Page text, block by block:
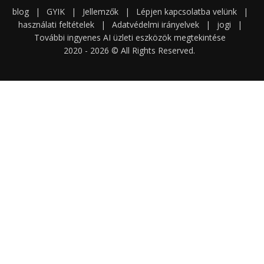
blog | GYIK | Jellemzők | Lépjen kapcsolatba velünk
|
használati feltételek
| Adatvédelmi irányelvek | jogi
|
További ingyenes AI üzleti eszközök megtekintése
2020 - 2026 © All Rights Reserved.